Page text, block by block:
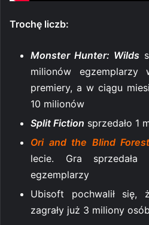
Trochę liczb:
Monster Hunter: Wilds
milionów
premiery, a w ciągu
10 milionów
Split Fiction sprzedało 1
Ori and the Blind Forest
lecie. Gra
egzemplarzy
Ubisoft pochwalił się,
zagrały już 3 miliony osób